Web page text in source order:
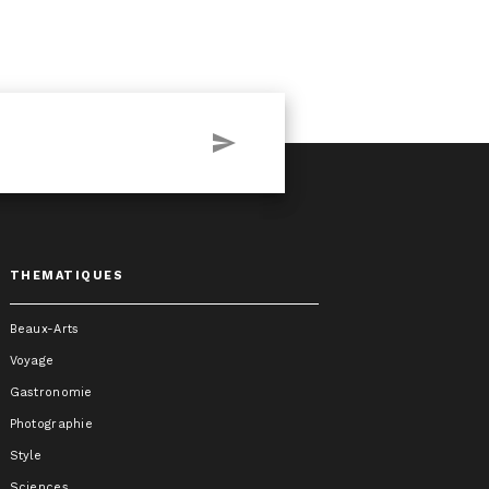
send
THEMATIQUES
Beaux-Arts
Voyage
Gastronomie
Photographie
Style